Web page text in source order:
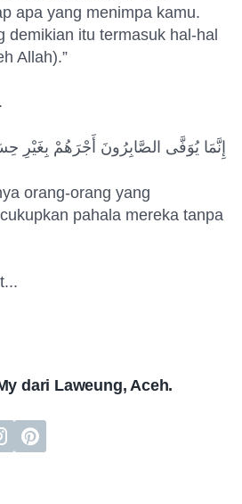
apa yang menimpa kamu.
demikian itu termasuk hal-hal
Allah).”
إِنَّمَا يُوَفَّى الصَّابِرُونَ أَجْرَهُمْ بِغَيْرِ
orang-orang yang
pahala mereka tanpa
dari Laweung, Aceh.